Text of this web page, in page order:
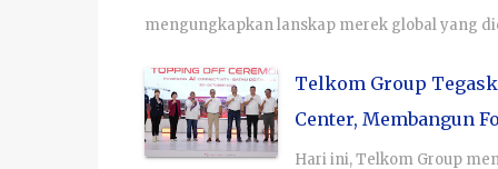
mengungkapkan lanskap merek global yang
Telkom Group
Center, Membangun
Hari ini, Telkom Group